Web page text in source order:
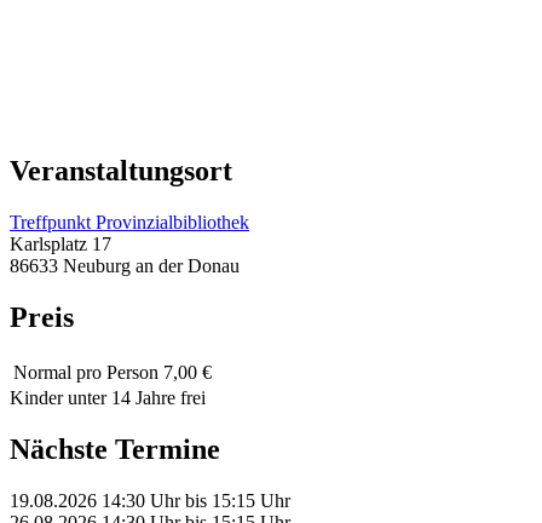
Veranstaltungsort
Treffpunkt Provinzialbibliothek
Karlsplatz 17
86633 Neuburg an der Donau
Preis
Normal pro Person 7,00 €
Kinder unter 14 Jahre frei
Nächste Termine
19.08.2026 14:30 Uhrbis 15:15 Uhr